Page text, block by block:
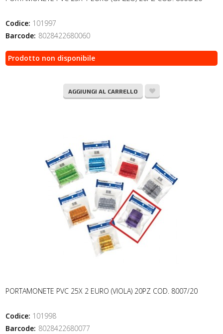
Codice: 101997
Barcode: 8028422680060
Prodotto non disponibile
AGGIUNGI AL CARRELLO
PORTAMONETE PVC 25X 2 EURO (VIOLA) 20PZ COD. 8007/20
Codice: 101998
Barcode: 8028422680077